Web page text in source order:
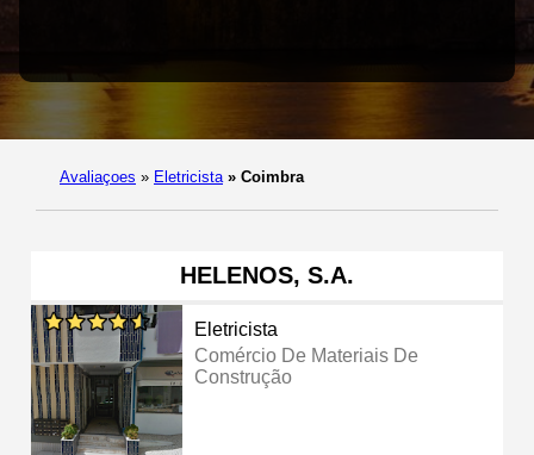
Avaliaçoes » Eletricista » Coimbra
HELENOS, S.A.
Eletricista
Comércio De Materiais De
Construção